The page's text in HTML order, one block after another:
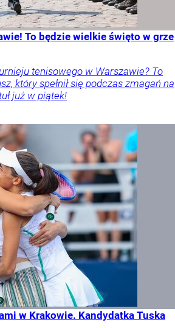
To będzie wielkie święto w grze
tenisowego w Warszawie? To
który spełnił się podczas zmagań na
już w piątek!
w Krakowie. Kandydatka Tuska